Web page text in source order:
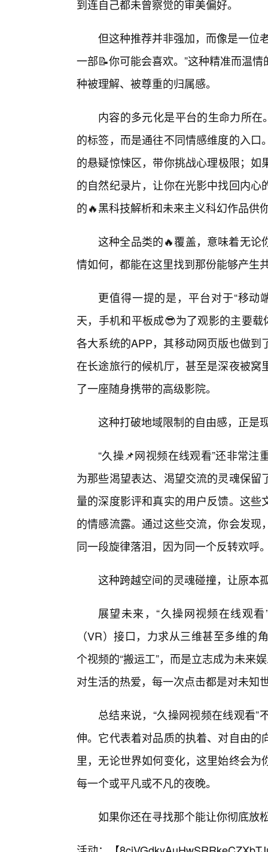
到连自己都未曾察觉的审美偏好。
但这种推荐并非强加，而像是一位
一部📝你可能会喜欢。”这种精准而温
种被理解、被尊重的归属感。
内容的多元化是平台的生命力所在
的标签，而是通往不同情感维度的入
的悬疑惊悚区，带你挑战心理极限；
的自然纪录片，让你在光影中找回内
的🔥黑科技解析和未来主义科幻作品供
这种全品类的🔥覆盖，意味着无论
情如何，都能在这里找到那份能够产生
更值得一提的是，平台对于“移动
天，手机和平板成😎为了观影的主要
各大系统的APP，其移动网页版也做
在长途旅行的候机厅，甚至是深夜被
了一座随身携带的高级影院。
这种打破地域限制的自由感，正是
“久操📌网视频在线观看”还非常
为那些渴望表达、渴望交流的灵魂保
量的深度影评和真实的用户反馈。这
的情感流露。通过这些交流，你会发
同一段旋律落泪，因为同一个反转欢呼
这种跨越空间的灵魂碰撞，让原本
展望未来，“久操网视频在线观
（VR）接口，力求从三维甚至多维
个视频的“搬运工”，而是立志成为未来
对生活的热爱，每一次点击都是对未知
总结来说，“久操网视频在线观看
伸。它代表着对品质的执着、对自由
里，无论世界如何变化，这里始终会
每一个或平凡或不凡的夜晚。
如果你还在寻找那个能让你彻底放